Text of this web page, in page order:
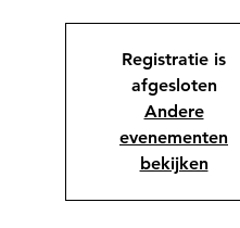
Registratie is
afgesloten
Andere
evenementen
bekijken